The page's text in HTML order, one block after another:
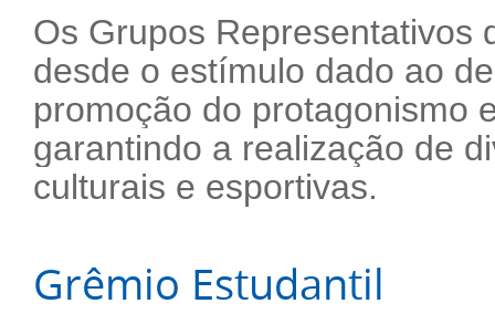
Os Grupos Representativos
desde o estímulo dado ao
promoção do protagonismo
garantindo a realização de
culturais e esportivas.
Grêmio Estudantil